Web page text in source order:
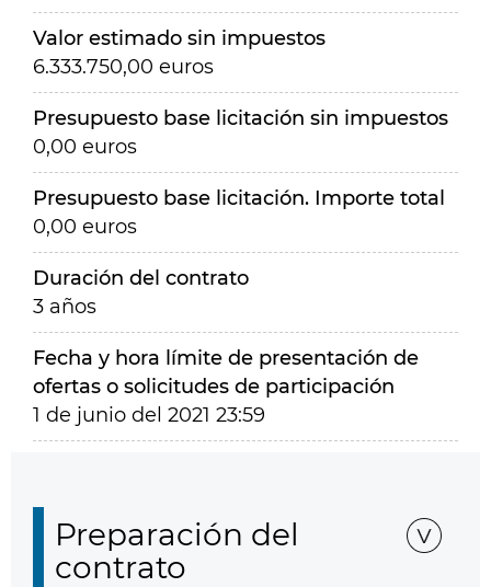
Valor estimado sin impuestos
6.333.750,00 euros
Presupuesto base licitación sin impuestos
0,00 euros
Presupuesto base licitación. Importe total
0,00 euros
Duración del contrato
3 años
Fecha y hora límite de presentación de
ofertas o solicitudes de participación
1 de junio del 2021 23:59
Preparación del
contrato